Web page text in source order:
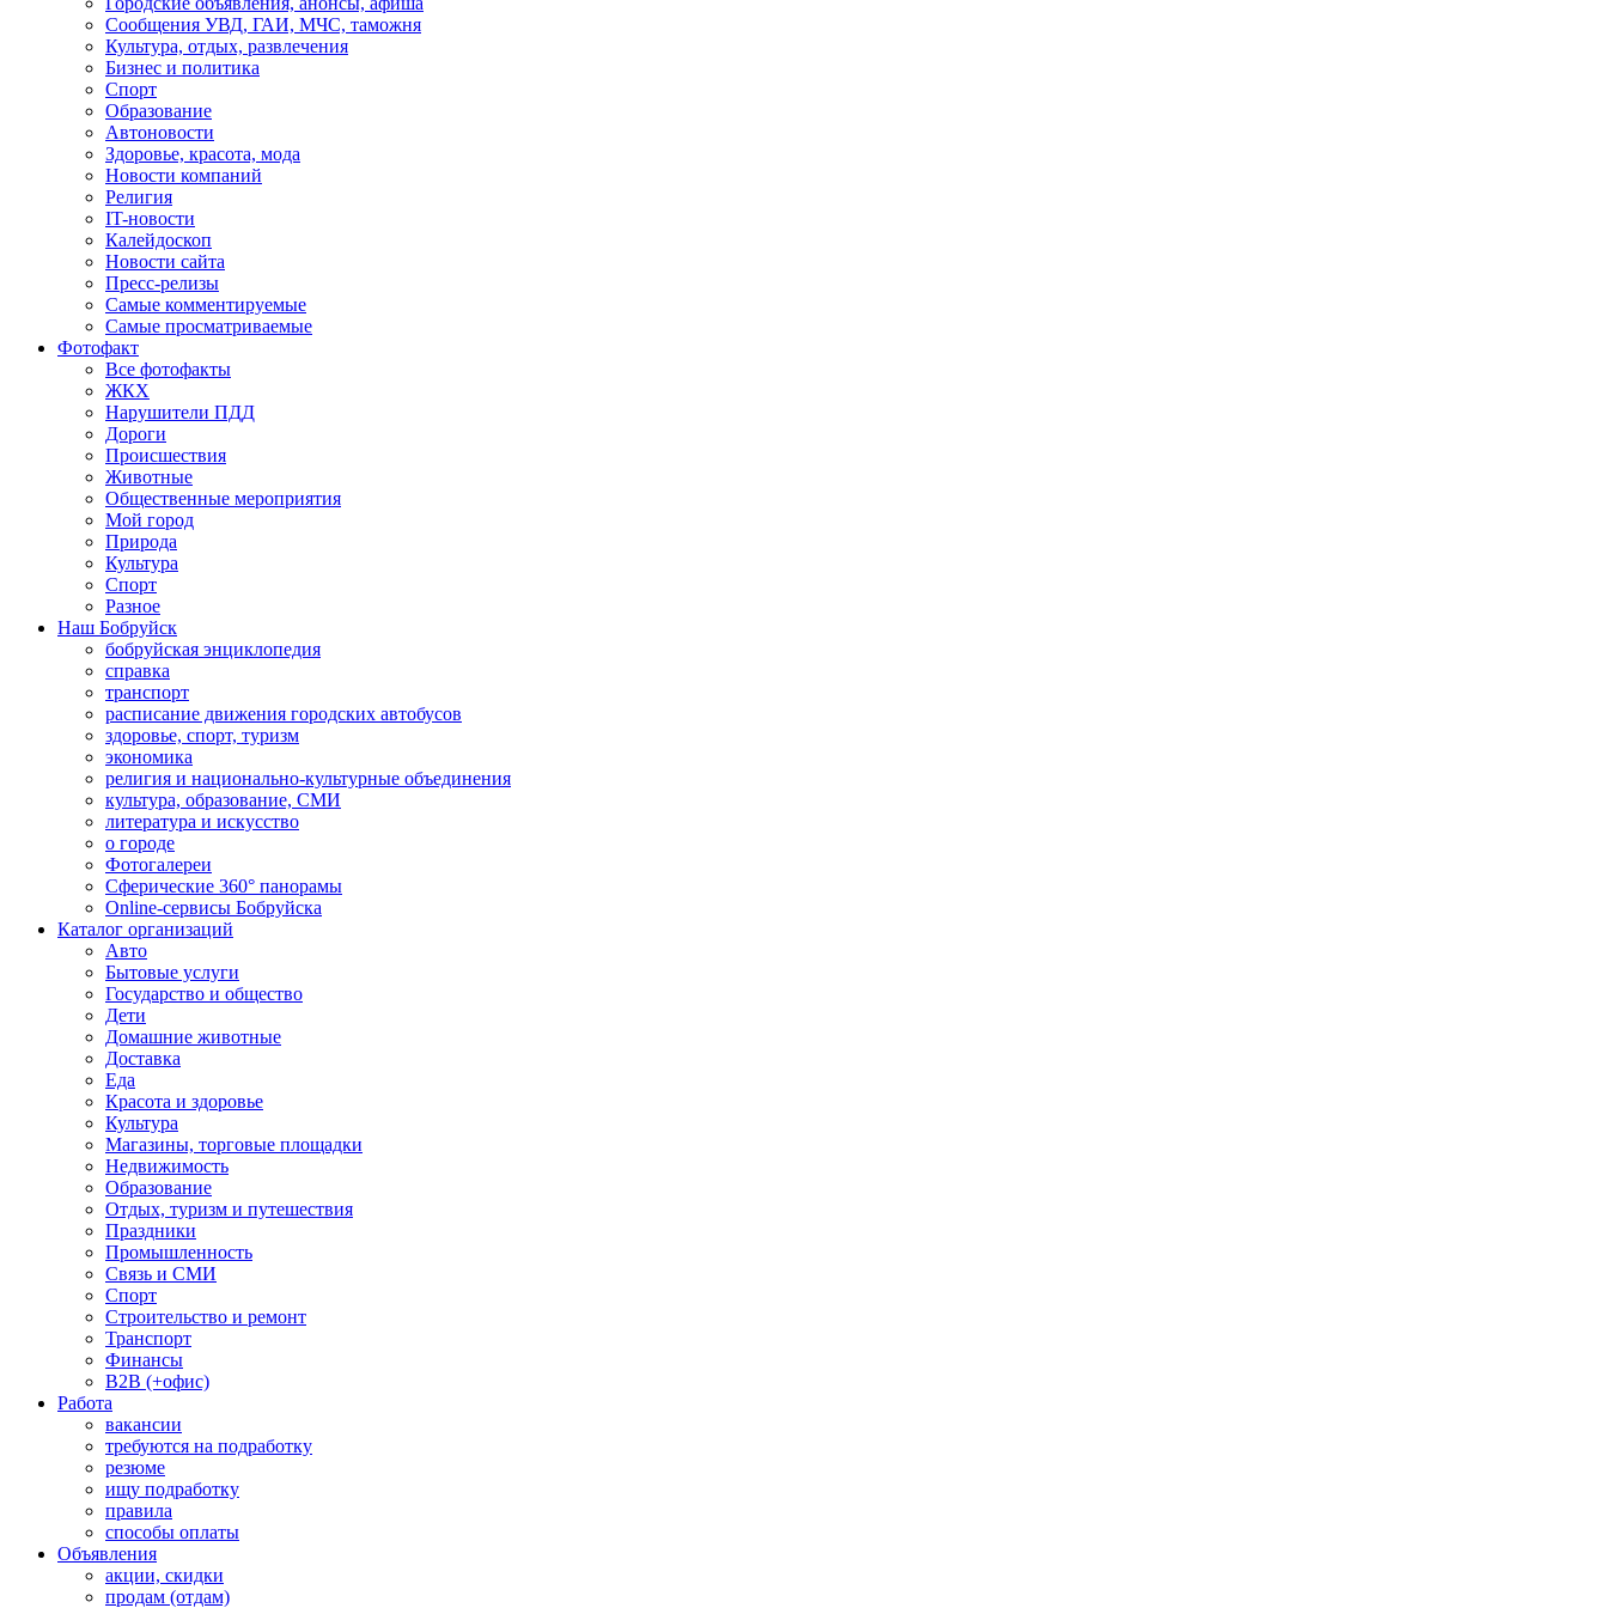
Сообщения УВД, ГАИ, МЧС, таможня
Культура, отдых, развлечения
Бизнес и политика
Спорт
Образование
Автоновости
Здоровье, красота, мода
Новости компаний
Религия
IT-новости
Калейдоскоп
Новости сайта
Пресс-релизы
Самые комментируемые
Самые просматриваемые
Фотофакт
Все фотофакты
ЖКХ
Нарушители ПДД
Дороги
Происшествия
Животные
Общественные мероприятия
Мой город
Природа
Культура
Спорт
Разное
Наш Бобруйск
бобруйская энциклопедия
справка
транспорт
расписание движения городских автобусов
здоровье, спорт, туризм
экономика
религия и национально-культурные объединения
культура, образование, СМИ
литература и искусство
о городе
Фотогалереи
Сферические 360° панорамы
Online-сервисы Бобруйска
Каталог организаций
Авто
Бытовые услуги
Государство и общество
Дети
Домашние животные
Доставка
Еда
Красота и здоровье
Культура
Магазины, торговые площадки
Недвижимость
Образование
Отдых, туризм и путешествия
Праздники
Промышленность
Связь и СМИ
Спорт
Строительство и ремонт
Транспорт
Финансы
B2B (+офис)
Работа
вакансии
требуются на подработку
резюме
ищу подработку
правила
способы оплаты
Объявления
акции, скидки
продам (отдам)